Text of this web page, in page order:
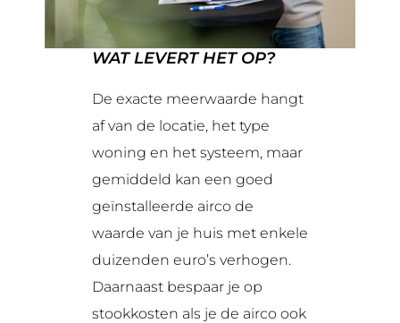
WAT LEVERT HET OP?
De exacte meerwaarde hangt
af van de locatie, het type
woning en het systeem, maar
gemiddeld kan een goed
geïnstalleerde airco de
waarde van je huis met enkele
duizenden euro’s verhogen.
Daarnaast bespaar je op
stookkosten als je de airco ook